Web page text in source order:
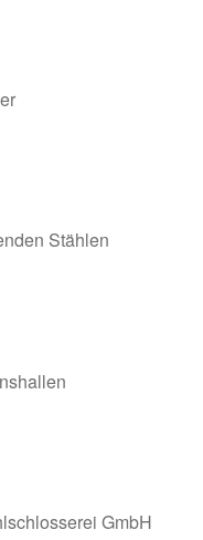
Stählen
GmbH